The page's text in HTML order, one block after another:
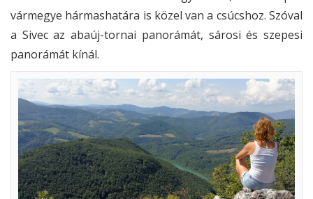
vármegye hármashatára is közel van a csúcshoz. Szóval
a Sivec az abaúj-tornai panorámát, sárosi és szepesi
panorámát kínál.